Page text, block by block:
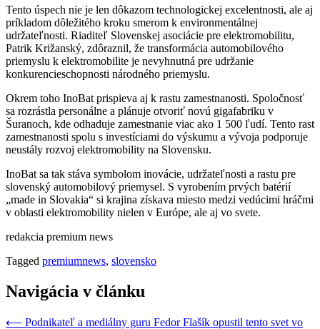
Tento úspech nie je len dôkazom technologickej excelentnosti, ale aj
príkladom dôležitého kroku smerom k environmentálnej
udržateľnosti. Riaditeľ Slovenskej asociácie pre elektromobilitu,
Patrik Križanský, zdôraznil, že transformácia automobilového
priemyslu k elektromobilite je nevyhnutná pre udržanie
konkurencieschopnosti národného priemyslu.
Okrem toho InoBat prispieva aj k rastu zamestnanosti. Spoločnosť
sa rozrástla personálne a plánuje otvoriť novú gigafabriku v
Šuranoch, kde odhaduje zamestnanie viac ako 1 500 ľudí. Tento rast
zamestnanosti spolu s investíciami do výskumu a vývoja podporuje
neustály rozvoj elektromobility na Slovensku.
InoBat sa tak stáva symbolom inovácie, udržateľnosti a rastu pre
slovenský automobilový priemysel. S vyrobením prvých batérií
„made in Slovakia“ si krajina získava miesto medzi vedúcimi hráčmi
v oblasti elektromobility nielen v Európe, ale aj vo svete.
redakcia premium news
Tagged premiumnews, slovensko
Navigácia v článku
⟵ Podnikateľ a mediálny guru Fedor Flašík opustil tento svet vo